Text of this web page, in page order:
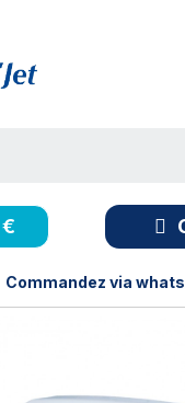
Commandez via